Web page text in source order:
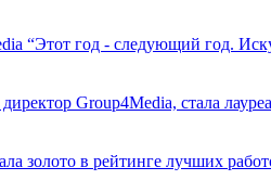
“Этот год - следующий год.
Group4Media, стала
золото в рейтинге лучших